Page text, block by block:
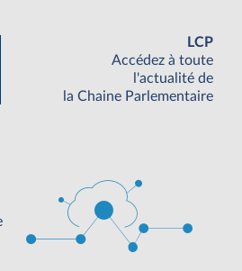
LCP
Accédez à toute
l'actualité de
la Chaine Parlementaire